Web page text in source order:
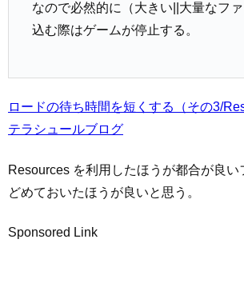
なので必然的に（大きい||大量なフ
込む際はゲームが停止する。
ロードの待ち時間を短くする（その3/
テラシュールブログ
Resources を利用したほうが都合が良い
どめておいたほうが良いと思う。
Sponsored Link